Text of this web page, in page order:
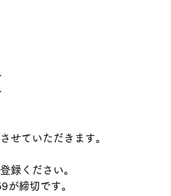
せていただきます。
録ください。
締切です。